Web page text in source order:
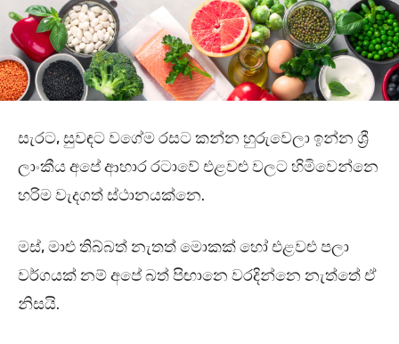
සැරට, සුවඳට වගේම රසට කන්න හුරුවෙලා ඉන්න ශ්‍රී
ලාංකීය අපේ ආහාර රටාවේ එළවළු වලට හිමිවෙන්නෙ
හරිම වැදගත් ස්ථානයක්නෙ.
මස්, මාළු තිබ්බත් නැතත් මොකක් හෝ එළවළු පලා
වර්ගයක් නම් අපේ බත් පිඟානෙ වරදින්නෙ නැත්තේ ඒ
නිසයි.